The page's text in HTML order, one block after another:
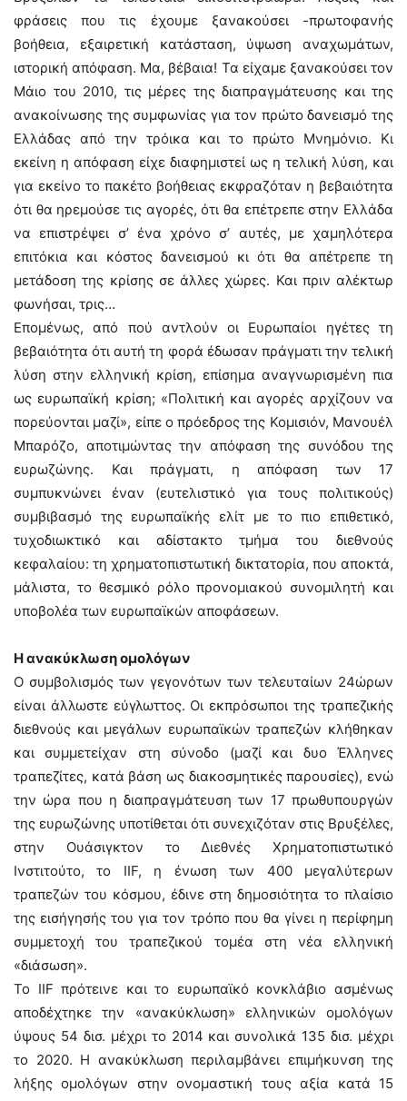
φράσεις που τις έχουμε ξανακούσει -πρωτοφανής
βοήθεια, εξαιρετική κατάσταση, ύψωση αναχωμάτων,
ιστορική απόφαση. Μα, βέβαια! Τα είχαμε ξανακούσει τον
Μάιο του 2010, τις μέρες της διαπραγμάτευσης και της
ανακοίνωσης της συμφωνίας για τον πρώτο δανεισμό της
Ελλάδας από την τρόικα και το πρώτο Μνημόνιο. Κι
εκείνη η απόφαση είχε διαφημιστεί ως η τελική λύση, και
για εκείνο το πακέτο βοήθειας εκφραζόταν η βεβαιότητα
ότι θα ηρεμούσε τις αγορές, ότι θα επέτρεπε στην Ελλάδα
να επιστρέψει σ’ ένα χρόνο σ’ αυτές, με χαμηλότερα
επιτόκια και κόστος δανεισμού κι ότι θα απέτρεπε τη
μετάδοση της κρίσης σε άλλες χώρες. Και πριν αλέκτωρ
φωνήσαι, τρις…
Επομένως, από πού αντλούν οι Ευρωπαίοι ηγέτες τη
βεβαιότητα ότι αυτή τη φορά έδωσαν πράγματι την τελική
λύση στην ελληνική κρίση, επίσημα αναγνωρισμένη πια
ως ευρωπαϊκή κρίση; «Πολιτική και αγορές αρχίζουν να
πορεύονται μαζί», είπε ο πρόεδρος της Κομισιόν, Μανουέλ
Μπαρόζο, αποτιμώντας την απόφαση της συνόδου της
ευρωζώνης. Και πράγματι, η απόφαση των 17
συμπυκνώνει έναν (ευτελιστικό για τους πολιτικούς)
συμβιβασμό της ευρωπαϊκής ελίτ με το πιο επιθετικό,
τυχοδιωκτικό και αδίστακτο τμήμα του διεθνούς
κεφαλαίου: τη χρηματοπιστωτική δικτατορία, που αποκτά,
μάλιστα, το θεσμικό ρόλο προνομιακού συνομιλητή και
υποβολέα των ευρωπαϊκών αποφάσεων.
Η ανακύκλωση ομολόγων
Ο συμβολισμός των γεγονότων των τελευταίων 24ώρων
είναι άλλωστε εύγλωττος. Οι εκπρόσωποι της τραπεζικής
διεθνούς και μεγάλων ευρωπαϊκών τραπεζών κλήθηκαν
και συμμετείχαν στη σύνοδο (μαζί και δυο Έλληνες
τραπεζίτες, κατά βάση ως διακοσμητικές παρουσίες), ενώ
την ώρα που η διαπραγμάτευση των 17 πρωθυπουργών
της ευρωζώνης υποτίθεται ότι συνεχιζόταν στις Βρυξέλες,
στην Ουάσιγκτον το Διεθνές Χρηματοπιστωτικό
Ινστιτούτο, το IIF, η ένωση των 400 μεγαλύτερων
τραπεζών του κόσμου, έδινε στη δημοσιότητα το πλαίσιο
της εισήγησής του για τον τρόπο που θα γίνει η περίφημη
συμμετοχή του τραπεζικού τομέα στη νέα ελληνική
«διάσωση».
Το ΙΙF πρότεινε και το ευρωπαϊκό κονκλάβιο ασμένως
αποδέχτηκε την «ανακύκλωση» ελληνικών ομολόγων
ύψους 54 δισ. μέχρι το 2014 και συνολικά 135 δισ. μέχρι
το 2020. Η ανακύκλωση περιλαμβάνει επιμήκυνση της
λήξης ομολόγων στην ονομαστική τους αξία κατά 15